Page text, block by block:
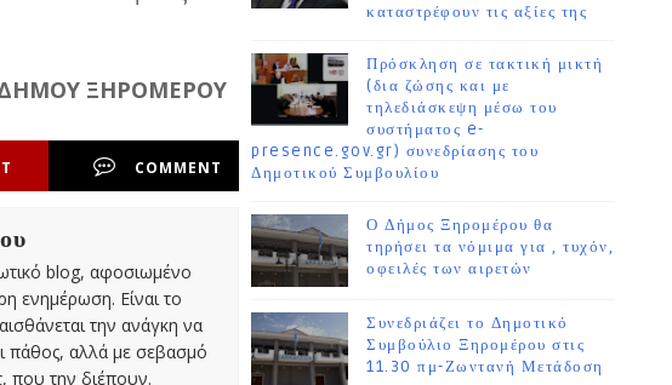
ΞΗΡΟΜΕΡΟΥ
COMMENT
blog, αφοσιωμένο
ενημέρωση. Είναι το
την ανάγκη να
πάθος, αλλά με σεβασμό
που την διέπουν.
καταστρέφουν τις αξίες της
Πρόσκληση σε τακτική μικτή
(δια ζώσης και με
τηλεδιάσκεψη μέσω του
συστήματος e-
presence.gov.gr) συνεδρίασης του
Δημοτικού Συμβουλίου
Ο Δήμος Ξηρομέρου θα
τηρήσει τα νόμιμα για , τυχόν,
οφειλές των αιρετών
Συνεδριάζει το Δημοτικό
Συμβούλιο Ξηρομέρου στις
11.30 πμ-Ζωντανή Μετάδοση